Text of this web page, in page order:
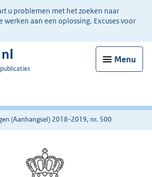
u problemen met het zoeken naar
werken aan een oplossing. Excuses voor
Menu
(Aanhangsel) 2018-2019, nr. 500